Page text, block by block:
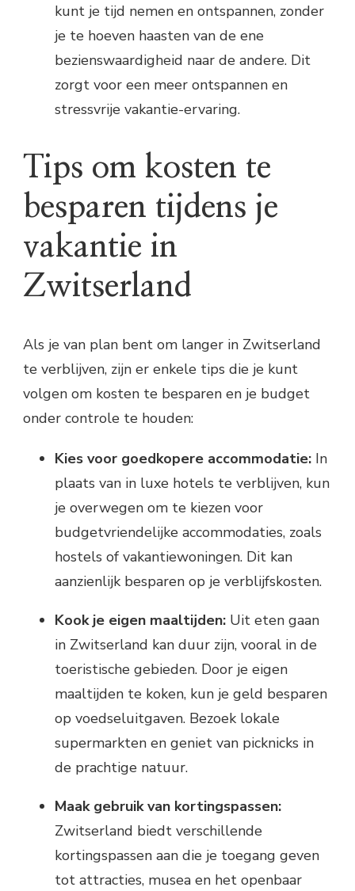
kunt je tijd nemen en ontspannen, zonder
je te hoeven haasten van de ene
bezienswaardigheid naar de andere. Dit
zorgt voor een meer ontspannen en
stressvrije vakantie-ervaring.
Tips om kosten te
besparen tijdens je
vakantie in
Zwitserland
Als je van plan bent om langer in Zwitserland
te verblijven, zijn er enkele tips die je kunt
volgen om kosten te besparen en je budget
onder controle te houden:
Kies voor goedkopere accommodatie: In
plaats van in luxe hotels te verblijven, kun
je overwegen om te kiezen voor
budgetvriendelijke accommodaties, zoals
hostels of vakantiewoningen. Dit kan
aanzienlijk besparen op je verblijfskosten.
Kook je eigen maaltijden: Uit eten gaan
in Zwitserland kan duur zijn, vooral in de
toeristische gebieden. Door je eigen
maaltijden te koken, kun je geld besparen
op voedseluitgaven. Bezoek lokale
supermarkten en geniet van picknicks in
de prachtige natuur.
Maak gebruik van kortingspassen:
Zwitserland biedt verschillende
kortingspassen aan die je toegang geven
tot attracties, musea en het openbaar